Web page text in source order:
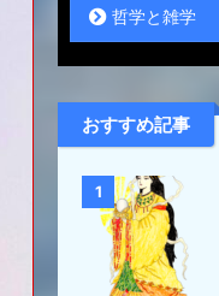
哲学と雑学
おすすめ記事
1